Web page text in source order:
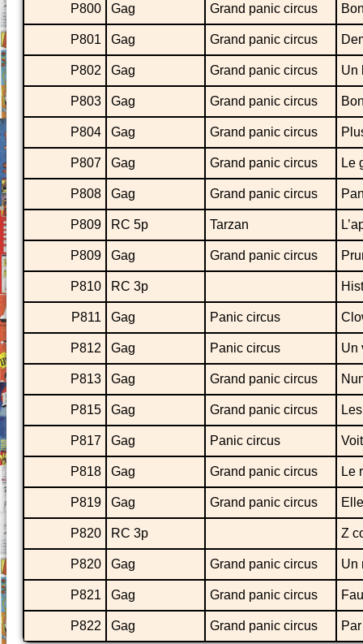
P800 Gag Grand panic circus
P801 Gag Grand panic circus
P802 Gag Grand panic circus Un
P803 Gag Grand panic circus
P804 Gag Grand panic circus
P807 Gag Grand panic circus Le
P808 Gag Grand panic circus
P809 RC 5p Tarzan
P809 Gag Grand panic circus
P810 RC 3p
P811 Gag Panic circus
P812 Gag Panic circus Un
P813 Gag Grand panic circus
P815 Gag Grand panic circus
P817 Gag Panic circus
P818 Gag Grand panic circus Le
P819 Gag Grand panic circus
P820 RC 3p Z
P820 Gag Grand panic circus Un
P821 Gag Grand panic circus
P822 Gag Grand panic circus